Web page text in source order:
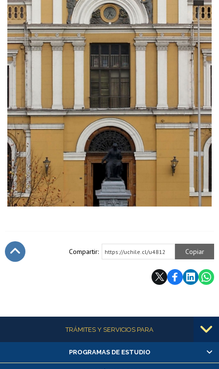
Compartir: https://uchile.cl/u4812 Copiar
Más informaciónTRÁMITES Y SERVICIOS PARA
Alumnas/os y exalumnas/os
PROGRAMAS DE ESTUDIO